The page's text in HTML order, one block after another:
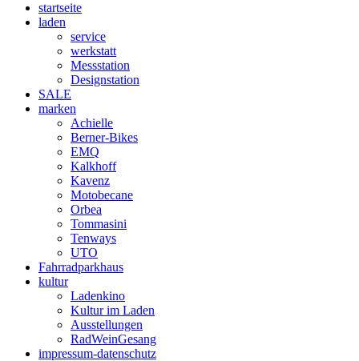
startseite
laden
service
werkstatt
Messstation
Designstation
SALE
marken
Achielle
Berner-Bikes
EMQ
Kalkhoff
Kavenz
Motobecane
Orbea
Tommasini
Tenways
UTO
Fahrradparkhaus
kultur
Ladenkino
Kultur im Laden
Ausstellungen
RadWeinGesang
impressum-datenschutz